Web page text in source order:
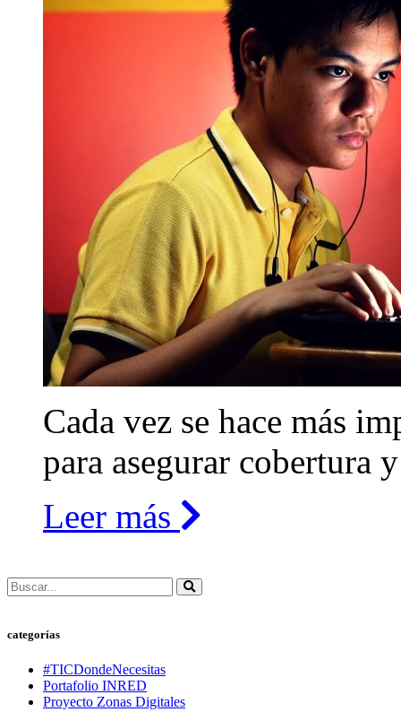
Cada vez se hace más
para asegurar cobertura
Leer más
categorías
#TICDondeNecesitas
Portafolio INRED
Proyecto Zonas Digitales